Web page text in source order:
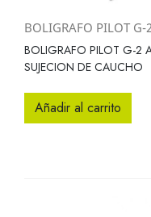
BOLIGRAFO PILOT G-
BOLIGRAFO PILOT G-2
SUJECION DE CAUCHO
Añadir al carrito